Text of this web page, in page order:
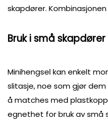
skapdører.
Bruk i små skapdører
Minihengsel kan enkelt
slitasje, noe som gjør
å matches med
egnethet for bruk av små